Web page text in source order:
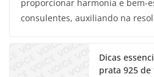
proporcionar harmonia e bem-
consulentes, auxiliando na
Dicas
prata 925